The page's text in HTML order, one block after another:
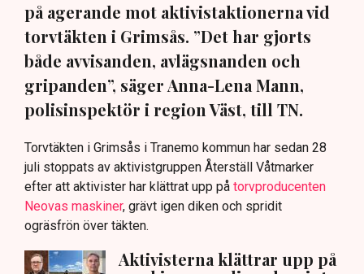
på agerande mot aktivistaktionerna vid
torvtäkten i Grimsås. ”Det har gjorts
både avvisanden, avlägsnanden och
gripanden”, säger Anna-Lena Mann,
polisinspektör i region Väst, till TN.
Torvtäkten i Grimsås i Tranemo kommun har sedan 28
juli stoppats av aktivistgruppen Återställ Våtmarker
efter att aktivister har klättrat upp på torvproducenten
Neovas maskiner, grävt igen diken och spridit
ogräsfrön över täkten.
Aktivisterna klättrar upp på